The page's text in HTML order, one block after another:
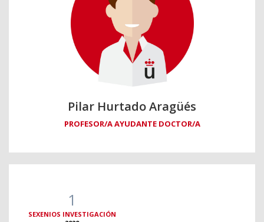
Pilar Hurtado Aragüés
PROFESOR/A AYUDANTE DOCTOR/A
1
SEXENIOS INVESTIGACIÓN